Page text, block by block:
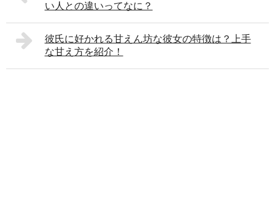
い人との違いってなに？
彼氏に好かれる甘えん坊な彼女の特徴は？上手
な甘え方を紹介！